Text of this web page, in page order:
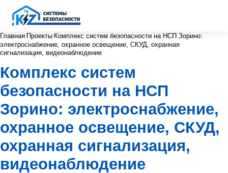
Главная Проекты Комплекс систем безопасности на НСП Зорино:
электроснабжение, охранное освещение, СКУД, охранная
сигнализация, видеонаблюдение
Комплекс систем
безопасности на НСП
Зорино: электроснабжение,
охранное освещение, СКУД,
охранная сигнализация,
видеонаблюдение